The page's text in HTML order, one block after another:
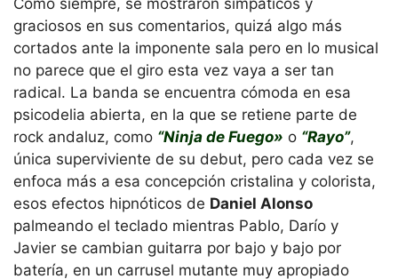
graciosos en sus comentarios, quizá algo más
cortados ante la imponente sala pero en lo musical
no parece que el giro esta vez vaya a ser tan
radical. La banda se encuentra cómoda en esa
psicodelia abierta, en la que se retiene parte de
rock andaluz, como “Ninja de Fuego» o “Rayo”,
única superviviente de su debut, pero cada vez se
enfoca más a esa concepción cristalina y colorista,
esos efectos hipnóticos de Daniel Alonso
palmeando el teclado mientras Pablo, Darío y
Javier se cambian guitarra por bajo y bajo por
batería, en un carrusel mutante muy apropiado